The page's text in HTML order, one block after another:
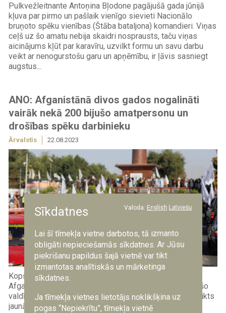
Pulkvežleitnante Antoņina Bļodone pagājušā gada jūnijā
kļuva par pirmo un pašlaik vienīgo sievieti Nacionālo
bruņoto spēku vienības (Štāba bataljona) komandieri. Viņas
ceļš uz šo amatu nebija skaidri nosprausts, taču viņas
aicinājums kļūt par karavīru, uzvilkt formu un savu darbu
veikt ar nenogurstošu garu un apņēmību, ir ļāvis sasniegt
augstus...
ANO: Afganistānā divos gados nogalināti
vairāk nekā 200 bijušo amatpersonu un
drošības spēku darbinieku
Ārvalstīs 22.08.2023
Kopš talibu atgriešanās pie varas 2021.gada augustā,
Afganistānā bez tiesas nogalināti vairāk nekā 200 bijušo
valdības amatpersonu un drošības spēku darbinieku, teikts
jaunā ANO ziņojumā.
Sīkdatnes Valoda: English Latviešu
Lai šī tīmekļa vietne darbotos, tā izmanto
obligāti nepieciešamās sīkdatnes. Ar Jūsu
piekrišanu papildus šajā vietnē var tikt
izmantotas analītiskās un mārketinga
sīkdatnes.
Ja tīmekļa vietnes lietotājs noklikšķina uz
pogas “Nepiekrītu”, tīmekļa vietnē